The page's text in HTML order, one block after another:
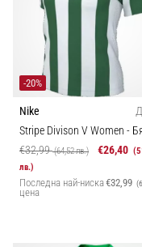
-20%
Nike
Stripe Divison V Women -
€32,99(64,52 лв.) €26,40
лв.)
Последна най-ниска
цена
€32,99